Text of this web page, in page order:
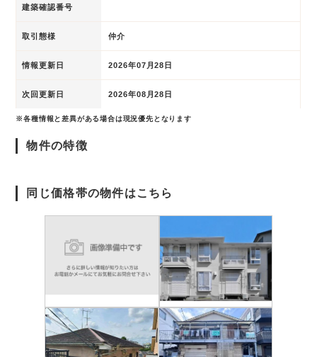
建築確認番号
取引態様 仲介
情報更新日 2026年07月28日
次回更新日 2026年08月28日
※各種情報と差異がある場合は現況優先となります
物件の特徴
同じ価格帯の物件はこちら